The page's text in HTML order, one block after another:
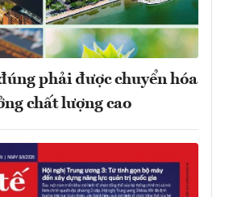
phải được chuyển hóa
chất lượng cao